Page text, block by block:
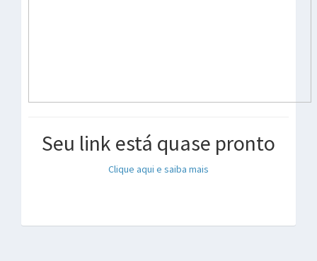
Seu link está quase pronto
Clique aqui e saiba mais